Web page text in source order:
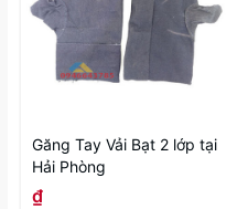
Găng Tay Vải Bạt 2 lớp tại
Hải Phòng
₫